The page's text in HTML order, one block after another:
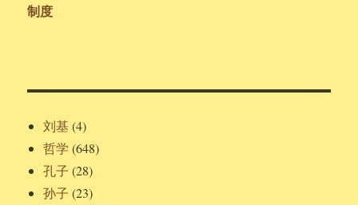
制度
刘基 (4)
哲学 (648)
孔子 (28)
孙子 (23)